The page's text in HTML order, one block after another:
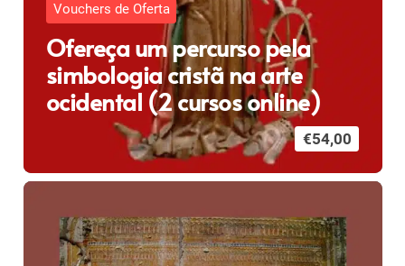
Vouchers de Oferta
Ofereça um percurso pela
simbologia cristã na arte
ocidental (2 cursos online)
€54,00